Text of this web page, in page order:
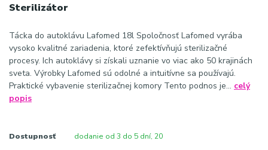
Sterilizátor
Tácka do autoklávu Lafomed 18l Spoločnosť Lafomed vyrába
vysoko kvalitné zariadenia, ktoré zefektívňujú sterilizačné
procesy. Ich autoklávy si získali uznanie vo viac ako 50 krajinách
sveta. Výrobky Lafomed sú odolné a intuitívne sa používajú.
Praktické vybavenie sterilizačnej komory Tento podnos je... celý
popis
Dostupnosť dodanie od 3 do 5 dní, 20